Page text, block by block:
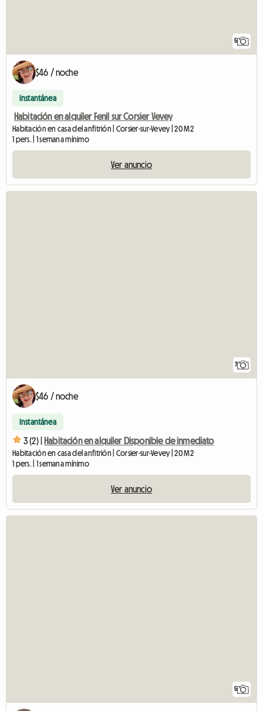
5
$46 / noche
Instantánea
Habitación en alquiler Fenil sur Corsier Vevey
Habitación en casa del anfitrión | Corsier-sur-Vevey | 20 M2
1 pers. | 1 semana mínimo
Ver anuncio
7
$46 / noche
Instantánea
3 (2) | Habitación en alquiler Disponible de inmediato
Habitación en casa del anfitrión | Corsier-sur-Vevey | 20 M2
1 pers. | 1 semana mínimo
Ver anuncio
5